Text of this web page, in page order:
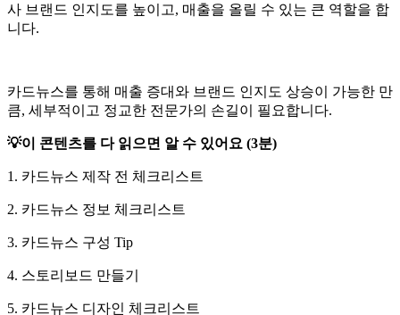
사 브랜드 인지도를 높이고, 매출을 올릴 수 있는 큰 역할을 합
니다.
카드뉴스를 통해 매출 증대와 브랜드 인지도 상승이 가능한 만
큼, 세부적이고 정교한 전문가의 손길이 필요합니다.
💡이 콘텐츠를 다 읽으면 알 수 있어요 (3분)
1. 카드뉴스 제작 전 체크리스트
2. 카드뉴스 정보 체크리스트
3. 카드뉴스 구성 Tip
4. 스토리보드 만들기
5. 카드뉴스 디자인 체크리스트